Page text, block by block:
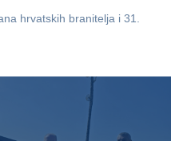
hrvatskih branitelja i 31.